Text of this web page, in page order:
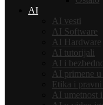
AI
AI vesti
AI Software
AI Hardware
AI tutorijali
AI i
AI primene
Etika i
AI umetnost